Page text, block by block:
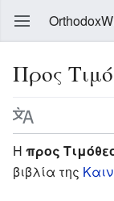
Προς
Η προς
βιβλία της